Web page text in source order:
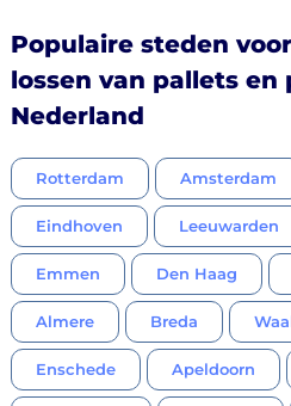
Populaire steden
lossen van pallets
Nederland
Rotterdam Amsterdam
Eindhoven Leeuwarden
Emmen Den Haag
Almere Breda
Enschede Apeldoorn